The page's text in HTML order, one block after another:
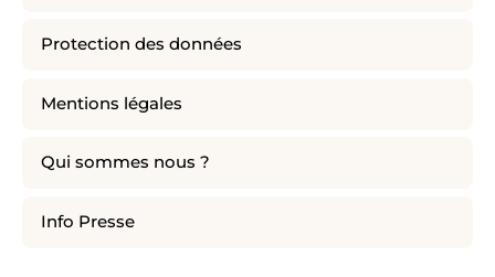
Protection des données
Mentions légales
Qui sommes nous ?
Info Presse